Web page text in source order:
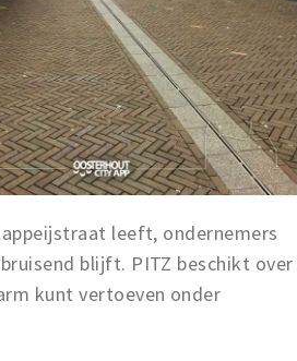
leeft, ondernemers
blijft. PITZ beschikt over
kunt vertoeven onder